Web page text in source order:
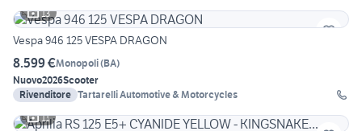
13
Vespa 946 125 VESPA DRAGON
8.599 €Monopoli(BA)
Nuovo2026Scooter
Rivenditore Tartarelli Automotive & Motorcycles
11